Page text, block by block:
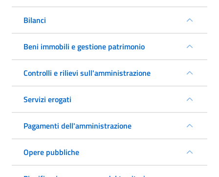
Bilanci
Beni immobili e gestione patrimonio
Controlli e rilievi sull'amministrazione
Servizi erogati
Pagamenti dell'amministrazione
Opere pubbliche